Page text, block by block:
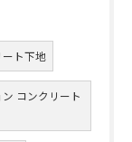
ト下地
コンクリート